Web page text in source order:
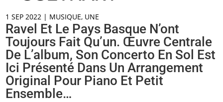
1 SEP 2022 | MUSIQUE, UNE
Ravel Et Le Pays Basque N’ont
Toujours Fait Qu’un. Œuvre Centrale
De L’album, Son Concerto En Sol Est
Ici Présenté Dans Un Arrangement
Original Pour Piano Et Petit
Ensemble…